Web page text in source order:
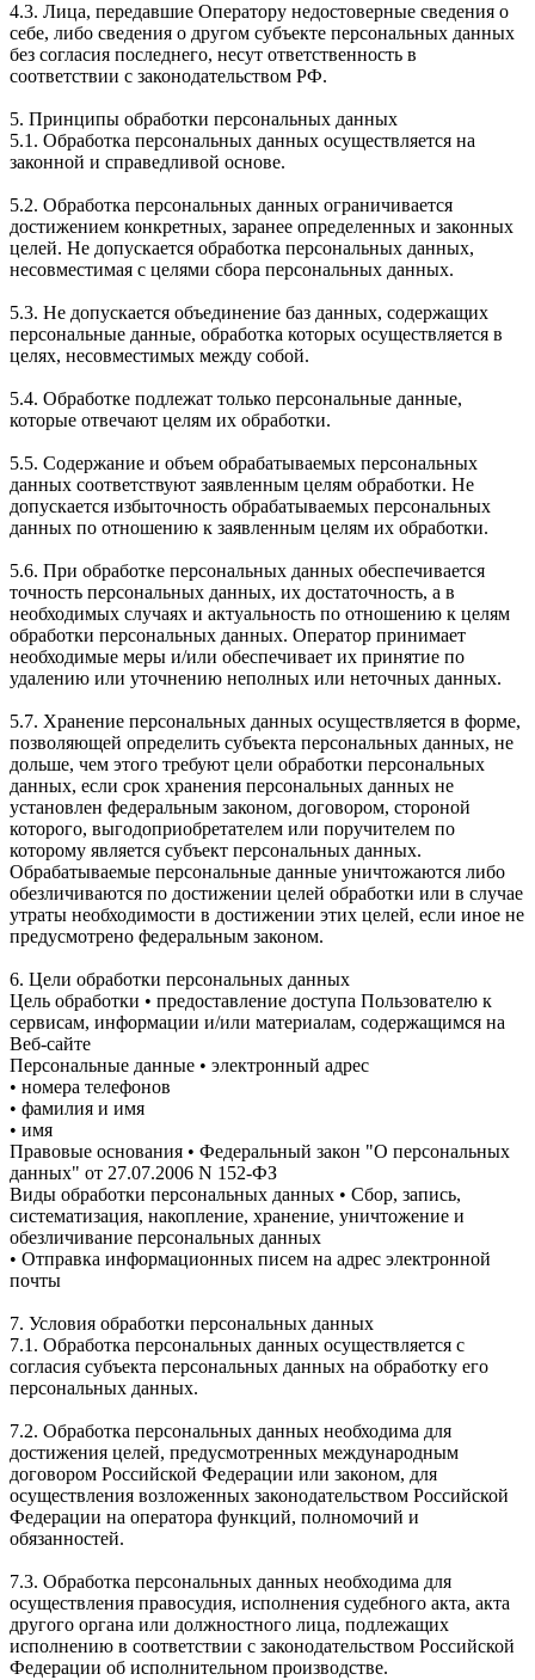
4.3. Лица, передавшие Оператору недостоверные сведения о
себе, либо сведения о другом субъекте персональных данных
без согласия последнего, несут ответственность в
соответствии с законодательством РФ.
5. Принципы обработки персональных данных
5.1. Обработка персональных данных осуществляется на
законной и справедливой основе.
5.2. Обработка персональных данных ограничивается
достижением конкретных, заранее определенных и законных
целей. Не допускается обработка персональных данных,
несовместимая с целями сбора персональных данных.
5.3. Не допускается объединение баз данных, содержащих
персональные данные, обработка которых осуществляется в
целях, несовместимых между собой.
5.4. Обработке подлежат только персональные данные,
которые отвечают целям их обработки.
5.5. Содержание и объем обрабатываемых персональных
данных соответствуют заявленным целям обработки. Не
допускается избыточность обрабатываемых персональных
данных по отношению к заявленным целям их обработки.
5.6. При обработке персональных данных обеспечивается
точность персональных данных, их достаточность, а в
необходимых случаях и актуальность по отношению к целям
обработки персональных данных. Оператор принимает
необходимые меры и/или обеспечивает их принятие по
удалению или уточнению неполных или неточных данных.
5.7. Хранение персональных данных осуществляется в форме,
позволяющей определить субъекта персональных данных, не
дольше, чем этого требуют цели обработки персональных
данных, если срок хранения персональных данных не
установлен федеральным законом, договором, стороной
которого, выгодоприобретателем или поручителем по
которому является субъект персональных данных.
Обрабатываемые персональные данные уничтожаются либо
обезличиваются по достижении целей обработки или в случае
утраты необходимости в достижении этих целей, если иное не
предусмотрено федеральным законом.
6. Цели обработки персональных данных
Цель обработки • предоставление доступа Пользователю к
сервисам, информации и/или материалам, содержащимся на
Веб-сайте
Персональные данные • электронный адрес
• номера телефонов
• фамилия и имя
• имя
Правовые основания • Федеральный закон "О персональных
данных" от 27.07.2006 N 152-ФЗ
Виды обработки персональных данных • Сбор, запись,
систематизация, накопление, хранение, уничтожение и
обезличивание персональных данных
• Отправка информационных писем на адрес электронной
почты
7. Условия обработки персональных данных
7.1. Обработка персональных данных осуществляется с
согласия субъекта персональных данных на обработку его
персональных данных.
7.2. Обработка персональных данных необходима для
достижения целей, предусмотренных международным
договором Российской Федерации или законом, для
осуществления возложенных законодательством Российской
Федерации на оператора функций, полномочий и
обязанностей.
7.3. Обработка персональных данных необходима для
осуществления правосудия, исполнения судебного акта, акта
другого органа или должностного лица, подлежащих
исполнению в соответствии с законодательством Российской
Федерации об исполнительном производстве.